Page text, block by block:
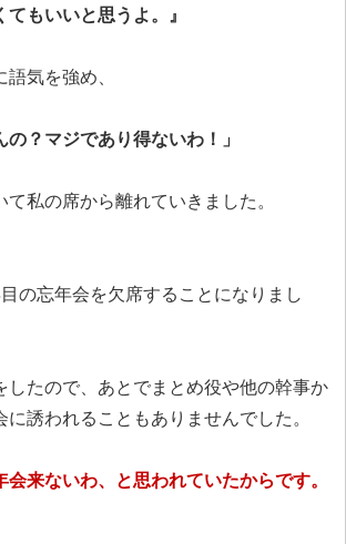
もいいと思うよ。』
気を強め、
の？マジであり得ないわ！」
て私の席から離れていきました。
の忘年会を欠席することになりまし
したので、あとでまとめ役や他の幹事か
に誘われることもありませんでした。
会来ないわ、と思われていたからです。